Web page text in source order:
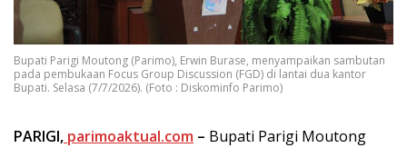
Bupati Parigi Moutong (Parimo), Erwin Burase, menyampaikan sambutan
pada pembukaan Focus Group Discussion (FGD) di lantai dua kantor
Bupati. Selasa (7/7/2026). (Foto : Diskominfo Parimo)
PARIGI, parimoaktual.com – Bupati Parigi Moutong